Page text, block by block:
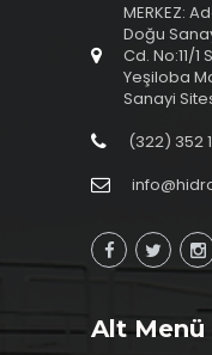
MERKEZ:
Doğu
Cd. No:11/1
Yeşiloba
Sanayi
(322) 352
Alt Menü